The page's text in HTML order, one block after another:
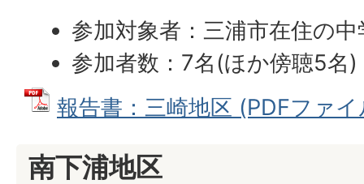
参加対象者：三浦市在住の
参加者数：7名(ほか傍聴5名)
報告書：三崎地区 (PDFファ
南下浦地区